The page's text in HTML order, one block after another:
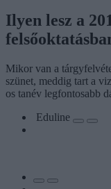
Ilyen lesz a
Mikor van a
szünet, meddig tart a
os tanév legfontosabb
Eduline